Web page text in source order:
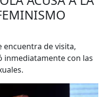
encuentra de visita,
inmediatamente con las